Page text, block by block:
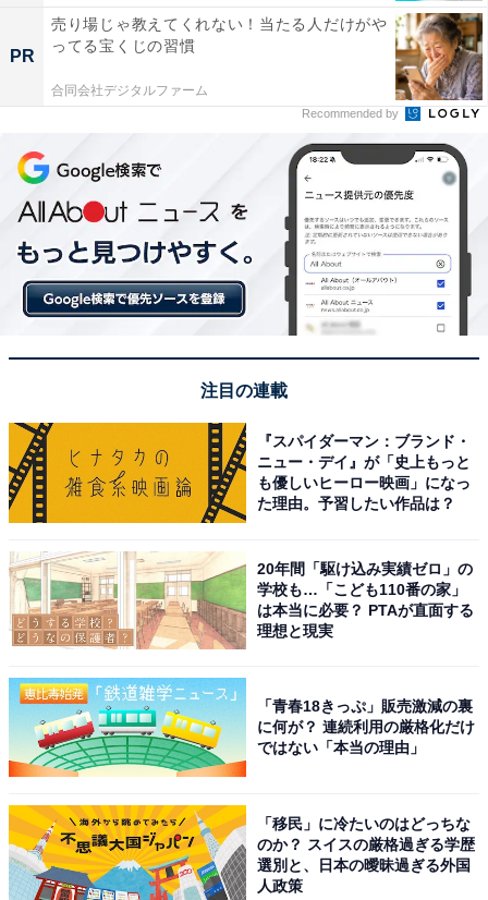
実際に「RCD-N12 ホワイト」を使用するユーザーから
は、どのような声が届いているのでしょうか。インター
ネット上で目立った声を抜粋して紹介します。
HDMIでテレビと連動できるのが最高に便利で、映
画のセリフや低音の迫力が純正スピーカーとは比べ
物にならないほど向上しました。
スッキリとしたホワイトのデザインがリビングに馴
染んでとてもお洒落です。コンパクトなのでテレビ
HEOSアプリの使い勝手がよく、スマホから
Amazon Musicのハイレゾ音源をワンタップで極上
の音質で流せるので毎日重宝しています。
PR
売り場じゃ教えてくれない！当たる人だけがや
ってる宝くじの習慣
合同会社デジタルファーム
Recommended by
注目の連載
『スパイダーマン：ブランド・
ニュー・デイ』が「史上もっと
も優しいヒーロー映画」になっ
た理由。予習したい作品は？
20年間「駆け込み実績ゼロ」の
学校も…「こども110番の家」
は本当に必要？ PTAが直面する
理想と現実
「青春18きっぷ」販売激減の裏
に何が？ 連続利用の厳格化だけ
ではない「本当の理由」
「移民」に冷たいのはどっちな
のか？ スイスの厳格過ぎる学歴
選別と、日本の曖昧過ぎる外国
人政策